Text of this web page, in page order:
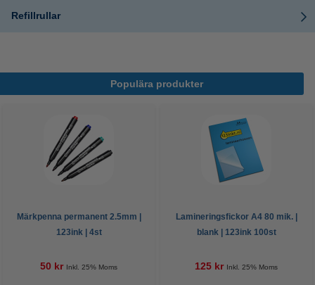
Refillrullar
Populära produkter
Märkpenna permanent 2.5mm |
123ink | 4st
50 kr Inkl. 25% Moms
Lamineringsfickor A4 80 mik. |
blank | 123ink 100st
125 kr Inkl. 25% Moms